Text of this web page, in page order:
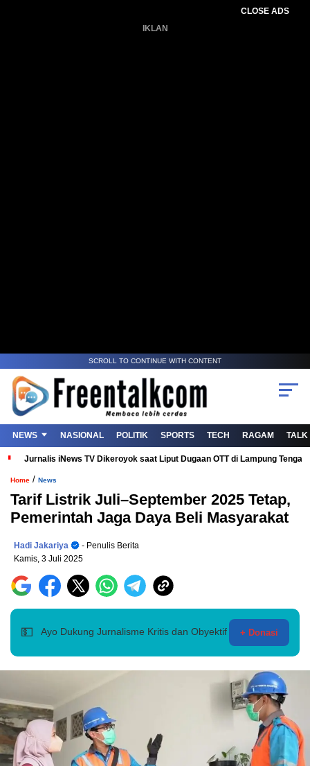
CLOSE ADS
IKLAN
SCROLL TO CONTINUE WITH CONTENT
NEWS NASIONAL POLITIK SPORTS TECH RAGAM TALK
Jurnalis iNews TV Dikeroyok saat Liput Dugaan OTT di Lampung
Home / News
Tarif Listrik Juli–September 2025 Tetap,
Pemerintah Jaga Daya Beli Masyarakat
Hadi Jakariya
- Penulis Berita
Kamis, 3 Juli 2025
💵 Ayo Dukung Jurnalisme Kritis dan Obyektif + Donasi